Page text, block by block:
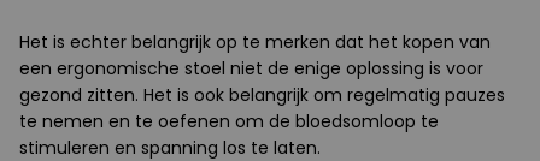
Het is echter belangrijk op te merken dat het kopen van
een ergonomische stoel niet de enige oplossing is voor
gezond zitten. Het is ook belangrijk om regelmatig pauzes
te nemen en te oefenen om de bloedsomloop te
stimuleren en spanning los te laten.